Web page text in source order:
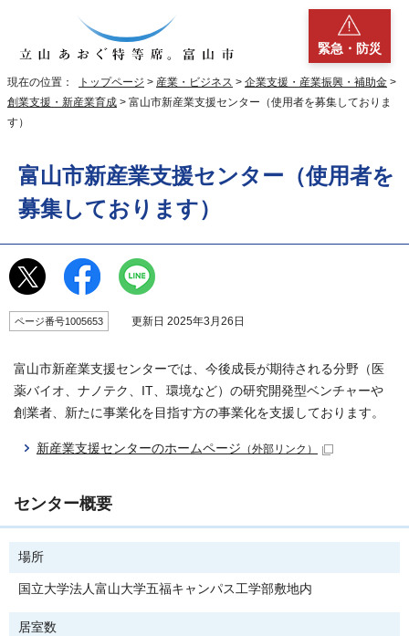
緊急・防災
現在の位置： トップページ > 産業・ビジネス > 企業支援・産業振興・補助金 >
創業支援・新産業育成 > 富山市新産業支援センター（使用者を募集しておりま
す）
富山市新産業支援センター（使用者を
募集しております）
ページ番号1005653 更新日 2025年3月26日
富山市新産業支援センターでは、今後成長が期待される分野（医
薬バイオ、ナノテク、IT、環境など）の研究開発型ベンチャーや
創業者、新たに事業化を目指す方の事業化を支援しております。
新産業支援センターのホームページ （外部リンク）
センター概要
場所
国立大学法人富山大学五福キャンパス工学部敷地内
居室数